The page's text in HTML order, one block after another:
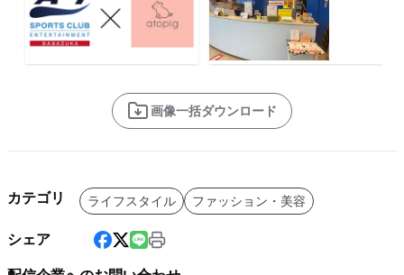
画像一括ダウンロード
カテゴリ ライフスタイル ファッション・美容
シェア